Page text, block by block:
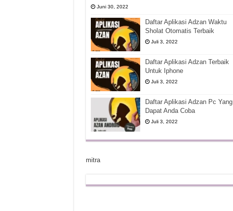
Juni 30, 2022
Daftar Aplikasi Adzan Waktu
Sholat Otomatis Terbaik
Juli 3, 2022
Daftar Aplikasi Adzan Terbaik
Untuk Iphone
Juli 3, 2022
Daftar Aplikasi Adzan Pc Yang
Dapat Anda Coba
Juli 3, 2022
mitra